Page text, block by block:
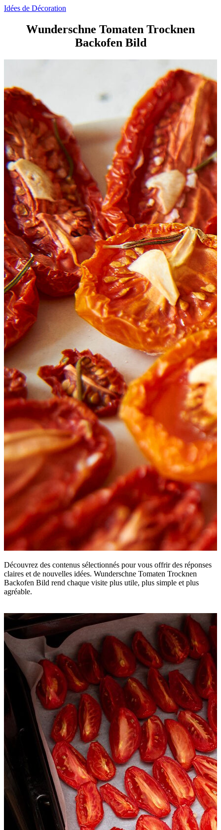
Idées de Décoration
Wunderschne Tomaten Trocknen
Backofen Bild
Découvrez des contenus sélectionnés pour vous offrir des réponses
claires et de nouvelles idées. Wunderschne Tomaten Trocknen
Backofen Bild rend chaque visite plus utile, plus simple et plus
agréable.